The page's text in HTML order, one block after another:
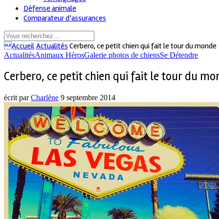
Défense animale
Comparateur d’assurances
Accueil Actualités Cerbero, ce petit chien qui fait le tour du monde
ActualitésAnimaux HérosGalerie photos de chiensSe Détendre
Cerbero, ce petit chien qui fait le tour du
écrit parCharlène 9 septembre 2014